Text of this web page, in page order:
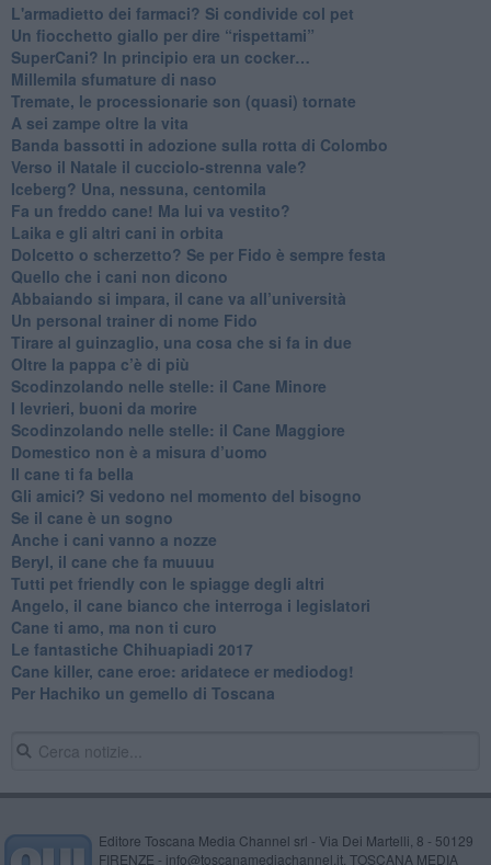
​L'armadietto dei farmaci? Si condivide col pet
Un fiocchetto giallo per dire “rispettami”
​SuperCani? In principio era un cocker…
​Millemila sfumature di naso
Tremate, le processionarie son (quasi) tornate
A sei zampe oltre la vita
​Banda bassotti in adozione sulla rotta di Colombo
Verso il Natale il cucciolo-strenna vale?
Iceberg? Una, nessuna, centomila
​Fa un freddo cane! Ma lui va vestito?
Laika e gli altri cani in orbita
​Dolcetto o scherzetto? Se per Fido è sempre festa
Quello che i cani non dicono
Abbaiando si impara, il cane va all’università
​Un personal trainer di nome Fido
​Tirare al guinzaglio, una cosa che si fa in due
Oltre la pappa c’è di più
​Scodinzolando nelle stelle: il Cane Minore
​I levrieri, buoni da morire
Scodinzolando nelle stelle: il Cane Maggiore
Domestico non è a misura d’uomo
​Il cane ti fa bella
​Gli amici? Si vedono nel momento del bisogno
​Se il cane è un sogno
Anche i cani vanno a nozze
Beryl, il cane che fa muuuu
Tutti pet friendly con le spiagge degli altri
Angelo, il cane bianco che interroga i legislatori
​Cane ti amo, ma non ti curo
Le fantastiche Chihuapiadi 2017
Cane killer, cane eroe: aridatece er mediodog!
Per Hachiko un gemello di Toscana
Editore Toscana Media Channel srl - Via Dei Martelli, 8 - 50129
FIRENZE - info@toscanamediachannel.it. TOSCANA MEDIA